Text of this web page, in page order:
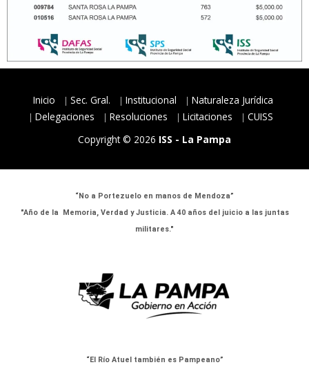
Inicio Sec. Gral. Institucional
Naturaleza Jurídica
Delegaciones
Resoluciones Licitaciones
CUISS
Copyright © 2026 ISS - La Pampa
“No a Portezuelo en manos de Mendoza”
"Año de la Memoria, Verdad y Justicia. A 40 años del juicio a las juntas
militares."
“El Río Atuel también es Pampeano”